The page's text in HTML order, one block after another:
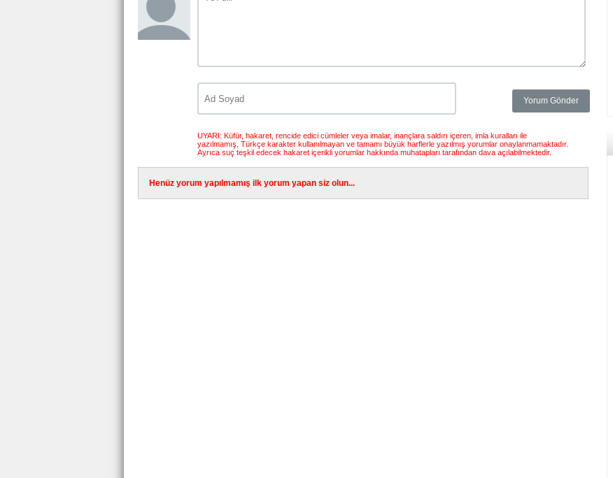
UYARI: Küfür, hakaret, rencide edici cümleler veya imalar, inançlara saldırı içeren, imla kuralları ile
yazılmamış, Türkçe karakter kullanılmayan ve tamamı büyük harflerle yazılmış yorumlar onaylanmamaktadır.
Ayrıca suç teşkil edecek hakaret içerikli yorumlar hakkında muhatapları tarafından dava açılabilmektedir.
Henüz yorum yapılmamış ilk yorum yapan siz olun...